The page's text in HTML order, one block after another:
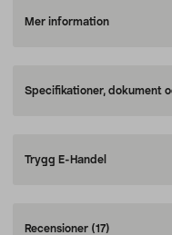
Mer information
Specifikationer, dokument
Trygg E-Handel
Recensioner (17)